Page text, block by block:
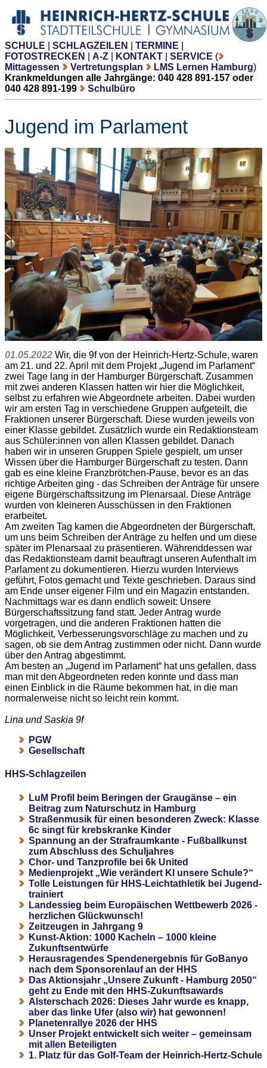
SCHULE SCHLAGZEILEN TERMINE
FOTOSTRECKEN
A-Z KONTAKT SERVICE (
Mittagessen
Vertretungsplan LMS Lernen Hamburg)
Krankmeldungen alle Jahrgänge: 040 428 891-157 oder
040 428 891-199
Schulbüro
Jugend im Parlament
01.05.2022 Wir, die 9f von der Heinrich-Hertz-Schule, waren
am 21. und 22. April mit dem Projekt „Jugend im Parlament“
zwei Tage lang in der Hamburger Bürgerschaft. Zusammen
mit zwei anderen Klassen hatten wir hier die Möglichkeit,
selbst zu erfahren wie Abgeordnete arbeiten. Dabei wurden
wir am ersten Tag in verschiedene Gruppen aufgeteilt, die
Fraktionen unserer Bürgerschaft. Diese wurden jeweils von
einer Klasse gebildet. Zusätzlich wurde ein Redaktionsteam
aus Schüler:innen von allen Klassen gebildet. Danach
haben wir in unseren Gruppen Spiele gespielt, um unser
Wissen über die Hamburger Bürgerschaft zu testen. Dann
gab es eine kleine Franzbrötchen-Pause, bevor es an das
richtige Arbeiten ging - das Schreiben der Anträge für unsere
eigene Bürgerschaftssitzung im Plenarsaal. Diese Anträge
wurden von kleineren Ausschüssen in den Fraktionen
erarbeitet.
Am zweiten Tag kamen die Abgeordneten der Bürgerschaft,
um uns beim Schreiben der Anträge zu helfen und um diese
später im Plenarsaal zu präsentieren. Währenddessen war
das Redaktionsteam damit beauftragt unseren Aufenthalt im
Parlament zu dokumentieren. Hierzu wurden Interviews
geführt, Fotos gemacht und Texte geschrieben. Daraus sind
am Ende unser eigener Film und ein Magazin entstanden.
Nachmittags war es dann endlich soweit: Unsere
Bürgerschaftssitzung fand statt. Jeder Antrag wurde
vorgetragen, und die anderen Fraktionen hatten die
Möglichkeit, Verbesserungsvorschläge zu machen und zu
sagen, ob sie dem Antrag zustimmen oder nicht. Dann wurde
über den Antrag abgestimmt.
Am besten an „Jugend im Parlament“ hat uns gefallen, dass
man mit den Abgeordneten reden konnte und dass man
einen Einblick in die Räume bekommen hat, in die man
normalerweise nicht so leicht rein kommt.
Lina und Saskia 9f
PGW
Gesellschaft
HHS-Schlagzeilen
LuM Profil beim Beringen der Graugänse – ein
Beitrag zum Naturschutz in Hamburg
Straßenmusik für einen besonderen Zweck: Klasse
6c singt für krebskranke Kinder
Spannung an der Strafraumkante - Fußballkunst
zum Abschluss des Schuljahres
Chor- und Tanzprofile bei 6k United
Medienprojekt „Wie verändert KI unsere Schule?“
Tolle Leistungen für HHS-Leichtathletik bei Jugend-
trainiert
Landessieg beim Europäischen Wettbewerb 2026 -
herzlichen Glückwunsch!
Zeitzeugen in Jahrgang 9
Kunst-Aktion: 1000 Kacheln – 1000 kleine
Zukunftsentwürfe
Herausragendes Spendenergebnis für GoBanyo
nach dem Sponsorenlauf an der HHS
Das Aktionsjahr „Unsere Zukunft - Hamburg 2050“
geht zu Ende mit den HHS-Zukunftsawards
Alsterschach 2026: Dieses Jahr wurde es knapp,
aber das linke Ufer (also wir) hat gewonnen!
Planetenrallye 2026 der HHS
Unser Projekt entwickelt sich weiter – gemeinsam
mit allen Beteiligten
1. Platz für das Golf-Team der Heinrich-Hertz-Schule